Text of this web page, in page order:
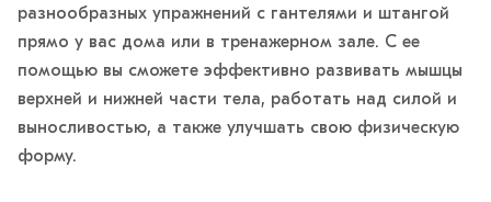
разнообразных упражнений с гантелями и штангой
прямо у вас дома или в тренажерном зале. С ее
помощью вы сможете эффективно развивать мышцы
верхней и нижней части тела, работать над силой и
выносливостью, а также улучшать свою физическую
форму.